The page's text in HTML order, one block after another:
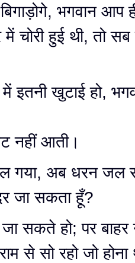
भगवान आप
चोरी हुई थी, तो सब
खुटाई हो,
नहीं आती।
गया, अब धरन जल
जा सकता हूँ?
सकते हो; पर बाहर
से सो रहो जो होना